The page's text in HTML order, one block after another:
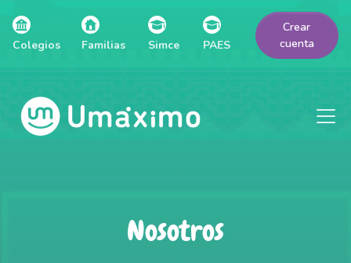
Colegios Familias Simce PAES
Crear
cuenta
Nosotros